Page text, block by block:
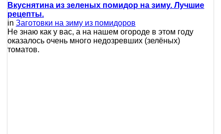
Вкуснятина из зеленых помидор на зиму. Лучшие
рецепты.
in Заготовки на зиму из помидоров
Не знаю как у вас, а на нашем огороде в этом году
оказалось очень много недозревших (зелёных)
томатов.